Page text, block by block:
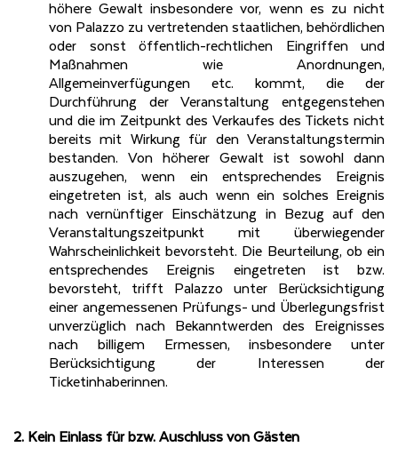
höhere Gewalt insbesondere vor, wenn es zu nicht
von Palazzo zu vertretenden staatlichen, behördlichen
oder sonst öffentlich-rechtlichen Eingriffen und
Maßnahmen wie Anordnungen,
Allgemeinverfügungen etc. kommt, die der
Durchführung der Veranstaltung entgegenstehen
und die im Zeitpunkt des Verkaufes des Tickets nicht
bereits mit Wirkung für den Veranstaltungstermin
bestanden. Von höherer Gewalt ist sowohl dann
auszugehen, wenn ein entsprechendes Ereignis
eingetreten ist, als auch wenn ein solches Ereignis
nach vernünftiger Einschätzung in Bezug auf den
Veranstaltungszeitpunkt mit überwiegender
Wahrscheinlichkeit bevorsteht. Die Beurteilung, ob ein
entsprechendes Ereignis eingetreten ist bzw.
bevorsteht, trifft Palazzo unter Berücksichtigung
einer angemessenen Prüfungs- und Überlegungsfrist
unverzüglich nach Bekanntwerden des Ereignisses
nach billigem Ermessen, insbesondere unter
Berücksichtigung der Interessen der
Ticketinhaberinnen.
2. Kein Einlass für bzw. Auschluss von Gästen